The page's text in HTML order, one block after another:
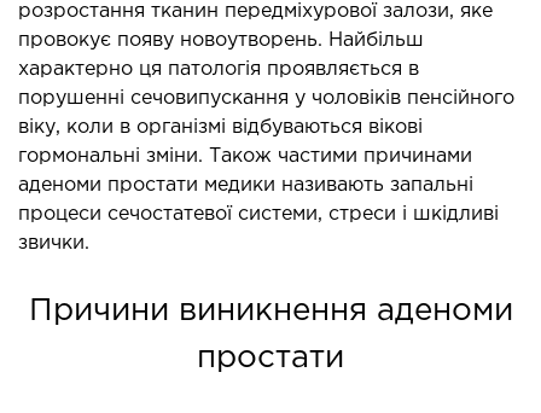
і нутриціологія
терапія
допомога
ЗАХВОРЮВАННЯ
горла і гортані
розростання тканин передміхурової залози, яке
провокує появу новоутворень. Найбільш
характерно ця патологія проявляється в
порушенні сечовипускання у чоловіків пенсійного
віку, коли в організмі відбуваються вікові
гормональні зміни. Також частими причинами
аденоми простати медики називають запальні
процеси сечостатевої системи, стреси і шкідливі
звички.
Причини виникнення аденоми
простати